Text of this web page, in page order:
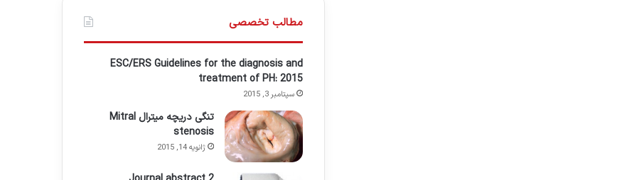
مطالب تخصصی
ESC/ERS Guidelines for the diagnosis and
treatment of PH: 2015
سپتامبر 3, 2015
تنگی دریچه میترال Mitral
stenosis
ژانویه 14, 2015